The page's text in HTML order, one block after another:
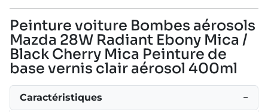
Peinture voiture Bombes aérosols
Mazda 28W Radiant Ebony Mica /
Black Cherry Mica Peinture de
base vernis clair aérosol 400ml
Caractéristiques −